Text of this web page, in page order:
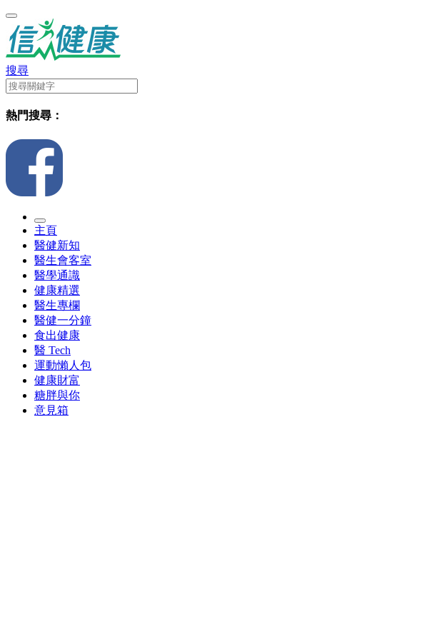
搜尋
熱門搜尋：
主頁
醫健新知
醫生會客室
醫學通識
健康精選
醫生專欄
醫健一分鐘
食出健康
醫 Tech
運動懶人包
健康財富
糖胖與你
意見箱